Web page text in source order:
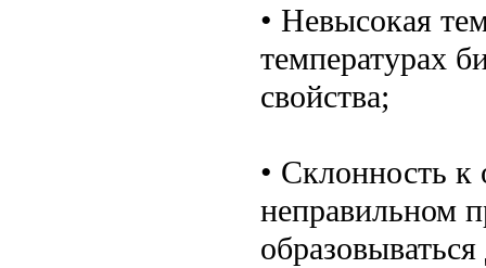
• Невысокая
температурах
свойства;
• Склонность
неправильном